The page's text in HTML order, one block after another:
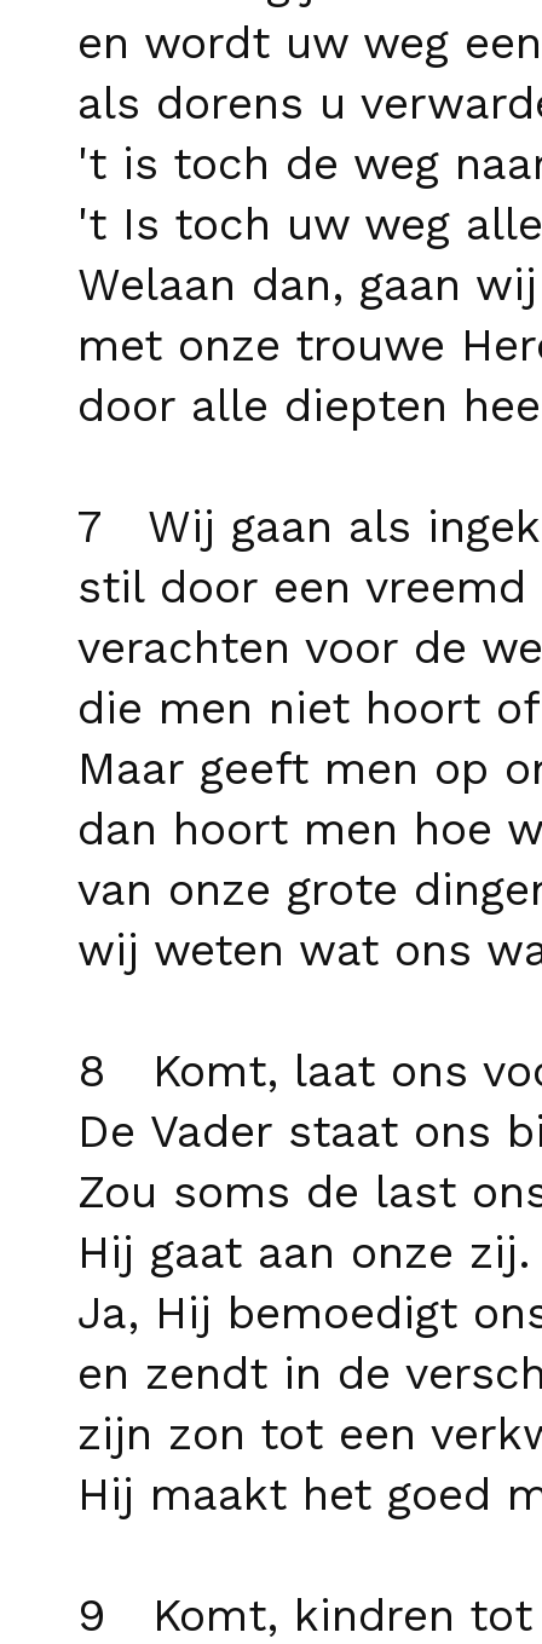
en wordt uw weg
als dorens u
't is toch de weg
't Is toch uw weg
Welaan dan, gaan
met onze trouwe
door alle diepten
7 Wij gaan als
stil door een vreemd
verachten voor de
die men niet hoort
Maar geeft men op
dan hoort men hoe
van onze grote
wij weten wat ons
8 Komt, laat ons
De Vader staat ons
Zou soms de last
Hij gaat aan onze zij.
Ja, Hij bemoedigt
en zendt in de
zijn zon tot een
Hij maakt het goed
9 Komt, kindren tot